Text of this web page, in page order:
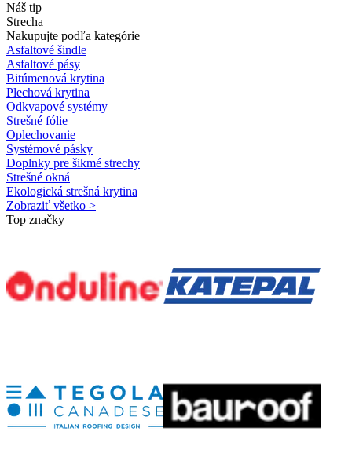
Náš tip
Strecha
Nakupujte podľa kategórie
Asfaltové šindle
Asfaltové pásy
Bitúmenová krytina
Plechová krytina
Odkvapové systémy
Strešné fólie
Oplechovanie
Systémové pásky
Doplnky pre šikmé strechy
Strešné okná
Ekologická strešná krytina
Zobraziť všetko >
Top značky